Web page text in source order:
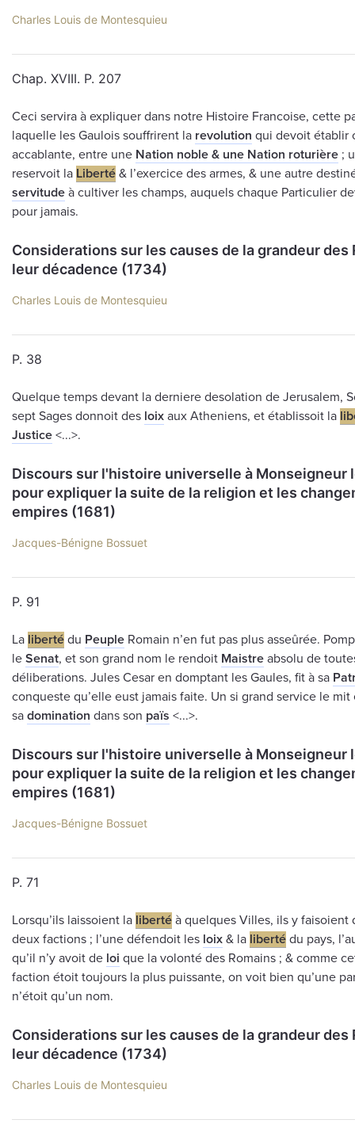
Charles Louis de Montesquieu
Chap. XVIII. P. 207
Ceci servira à expliquer dans notre Histoire Francoise, cette
laquelle les Gaulois souffrirent la revolution qui devoit établir
accablante, entre une Nation noble & une Nation roturière ;
reservoit la Liberté & l’exercice des armes, & une autre
servitude à cultiver les champs, auquels chaque Particulier
pour jamais.
Considerations sur les causes de la grandeur des
leur décadence (1734)
Charles Louis de Montesquieu
P. 38
Quelque temps devant la derniere desolation de Jerusalem,
sept Sages donnoit des loix aux Atheniens, et établissoit la
Justice <...>.
Discours sur l'histoire universelle à Monseigneur
pour expliquer la suite de la religion et les
empires (1681)
Jacques-Bénigne Bossuet
P. 91
La liberté du Peuple Romain n’en fut pas plus asseûrée.
le Senat, et son grand nom le rendoit Maistre absolu de
déliberations. Jules Cesar en domptant les Gaules, fit à sa
conqueste qu’elle eust jamais faite. Un si grand service le mit
sa domination dans son païs <...>.
Discours sur l'histoire universelle à Monseigneur
pour expliquer la suite de la religion et les
empires (1681)
Jacques-Bénigne Bossuet
P. 71
Lorsqu’ils laissoient la liberté à quelques Villes, ils y faisoient
deux factions ; l’une défendoit les loix & la liberté du pays,
qu’il n’y avoit de loi que la volonté des Romains ; & comme
faction étoit toujours la plus puissante, on voit bien qu’une
n’étoit qu’un nom.
Considerations sur les causes de la grandeur des
leur décadence (1734)
Charles Louis de Montesquieu